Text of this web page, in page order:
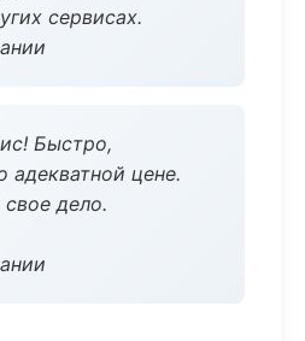
сервисах.
Быстро,
адекватной цене.
дело.